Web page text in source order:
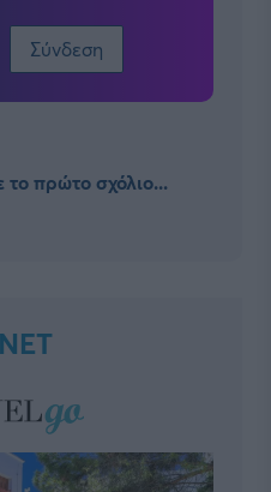
Σύνδεση
το πρώτο σχόλιο...